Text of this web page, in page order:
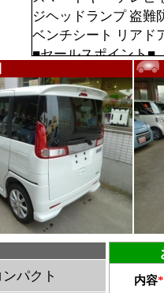
ジヘッドランプ 盗難
ベンチシート リアド
■セールスポイント■
エアロ アルミ レ
スライドＤ ナビ 特
ンパクト 内容*